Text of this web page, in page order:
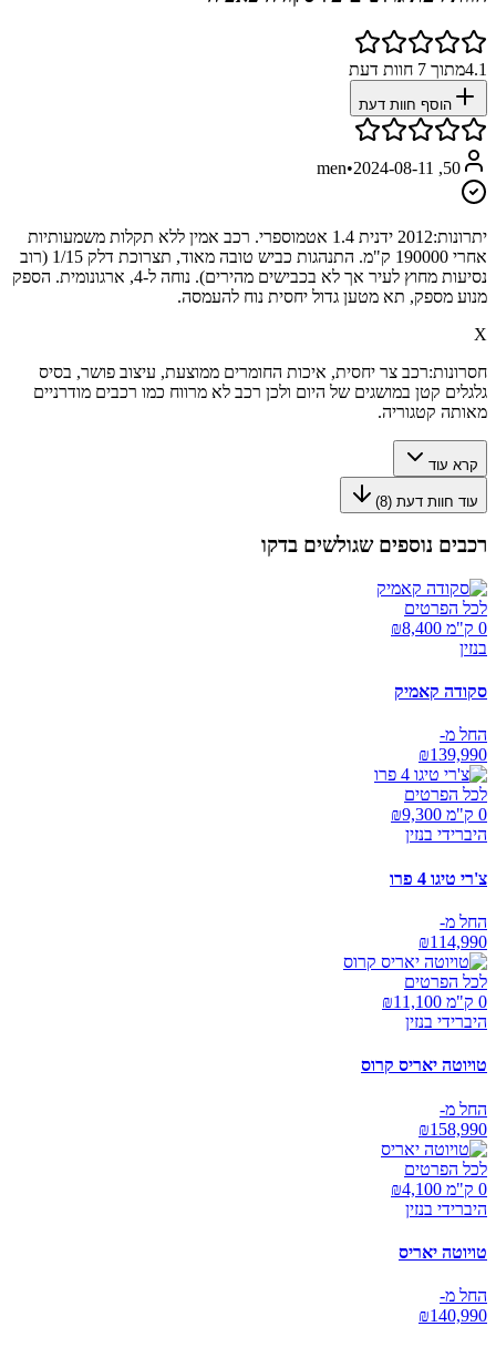
4.1מתוך 7 חוות דעת
הוסף חוות דעת
50, men
•2024-08-11
יתרונות:
2012 ידנית 1.4 אטמוספרי. רכב אמין ללא תקלות משמעותיות
אחרי 190000 ק"מ. התנהגות כביש טובה מאוד, תצרוכת דלק 1/15 (רוב
נסיעות מחוץ לעיר אך לא בכבישים מהירים). נוחה ל-4, ארגונומית. הספק
מנוע מספק, תא מטען גדול יחסית נוח להעמסה.
X
חסרונות:רכב צר יחסית, איכות החומרים ממוצעת, עיצוב פושר, בסיס
גלגלים קטן במושגים של היום ולכן רכב לא מרווח כמו רכבים מודרניים
מאותה קטגוריה.
קרא עוד
עוד חוות דעת (8
)
רכבים נוספים שגולשים בדקו
לכל הפרטים
0 ק"מ ₪
8,400
בנזין
סקודה קאמיק
החל מ-
₪139,990
לכל הפרטים
0 ק"מ ₪
9,300
היברידי בנזין
צ'רי טיגו 4 פרו
החל מ-
₪114,990
לכל הפרטים
0 ק"מ ₪
11,100
היברידי בנזין
טויוטה יאריס קרוס
החל מ-
₪158,990
לכל הפרטים
0 ק"מ ₪
4,100
היברידי בנזין
טויוטה יאריס
החל מ-
₪140,990